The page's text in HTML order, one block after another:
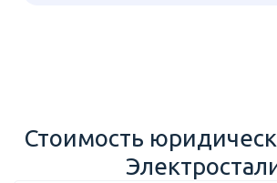
Стоимость